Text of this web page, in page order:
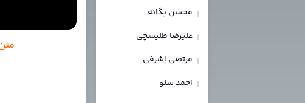
محسن یگانه
علیرضا طلیسچی
مرتضی اشرفی
احمد سلو